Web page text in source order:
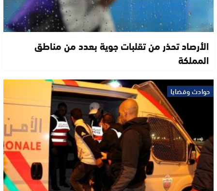
الأرصاد تحذر من تقلبات جوية بعدد من مناطق
المملكة
حوادث وقضايا